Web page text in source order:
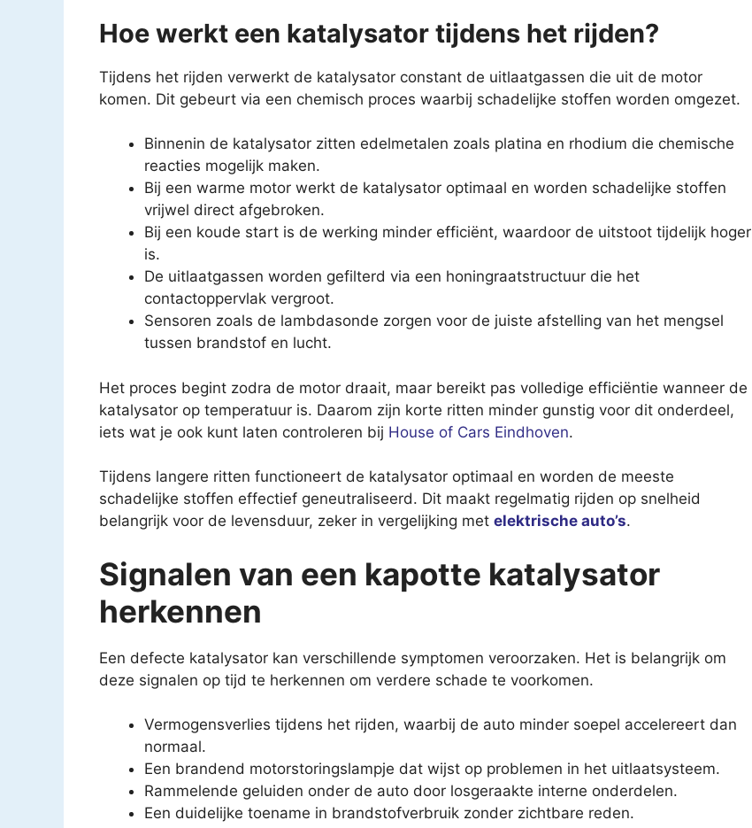
Hoe werkt een katalysator tijdens het rijden?
Tijdens het rijden verwerkt de katalysator constant de uitlaatgassen die uit de motor
komen. Dit gebeurt via een chemisch proces waarbij schadelijke stoffen worden omgezet.
Binnenin de katalysator zitten edelmetalen zoals platina en rhodium die chemische
reacties mogelijk maken.
Bij een warme motor werkt de katalysator optimaal en worden schadelijke stoffen
vrijwel direct afgebroken.
Bij een koude start is de werking minder efficiënt, waardoor de uitstoot tijdelijk hoger
is.
De uitlaatgassen worden gefilterd via een honingraatstructuur die het
contactoppervlak vergroot.
Sensoren zoals de lambdasonde zorgen voor de juiste afstelling van het mengsel
tussen brandstof en lucht.
Het proces begint zodra de motor draait, maar bereikt pas volledige efficiëntie wanneer de
katalysator op temperatuur is. Daarom zijn korte ritten minder gunstig voor dit onderdeel,
iets wat je ook kunt laten controleren bij House of Cars Eindhoven.
Tijdens langere ritten functioneert de katalysator optimaal en worden de meeste
schadelijke stoffen effectief geneutraliseerd. Dit maakt regelmatig rijden op snelheid
belangrijk voor de levensduur, zeker in vergelijking met elektrische auto’s.
Signalen van een kapotte katalysator
herkennen
Een defecte katalysator kan verschillende symptomen veroorzaken. Het is belangrijk om
deze signalen op tijd te herkennen om verdere schade te voorkomen.
Vermogensverlies tijdens het rijden, waarbij de auto minder soepel accelereert dan
normaal.
Een brandend motorstoringslampje dat wijst op problemen in het uitlaatsysteem.
Rammelende geluiden onder de auto door losgeraakte interne onderdelen.
Een duidelijke toename in brandstofverbruik zonder zichtbare reden.